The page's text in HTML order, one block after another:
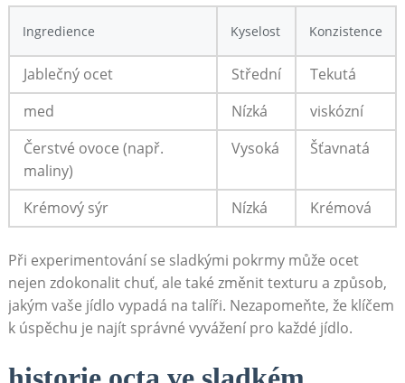
Ingredience Kyselost Konzistence
Jablečný ocet Střední
Tekutá
med
Nízká
viskózní
Čerstvé ovoce (např.
maliny)
Vysoká Šťavnatá
Krémový sýr Nízká Krémová
Při experimentování se sladkými ‌pokrmy může ocet‍
nejen zdokonalit chuť, ale také změnit texturu a způsob,
⁢jakým vaše jídlo vypadá ​na talíři. Nezapomeňte, že klíčem
k úspěchu⁢ je⁢ najít správné vyvážení pro​ každé jídlo.